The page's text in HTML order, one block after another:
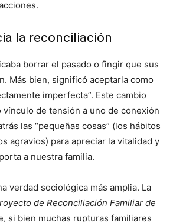
la reconciliación
borrar el pasado o fingir que sus
Más bien, significó aceptarla como
imperfecta”. Este cambio
de tensión a uno de conexión
las “pequeñas cosas” (los hábitos
agravios) para apreciar la vitalidad y
a nuestra familia.
verdad sociológica más amplia. La
de Reconciliación Familiar de
si bien muchas rupturas familiares